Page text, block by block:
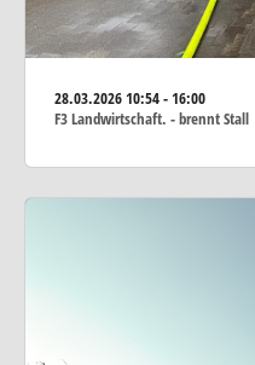
28.03.202610:54 - 16:00
F3 Landwirtschaft. - brennt Stall